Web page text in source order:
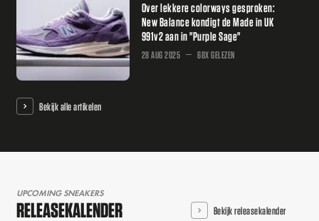
Over lekkere colorways gesproken:
New Balance kondigt de Made in UK
991v2 aan in "Purple Sage"
28 AUG 2025 68X GELEZEN
Bekijk alle artikelen
UPCOMING SNEAKERS
RELEASEKALENDER Bekijk releasekalender